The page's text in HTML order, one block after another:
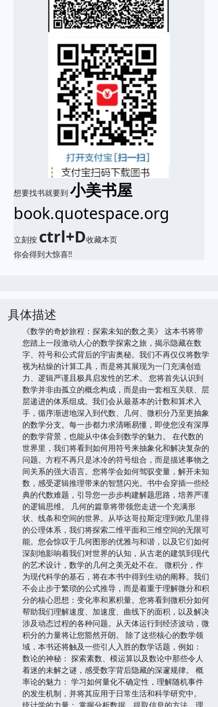
想要找书就要到 小美书屋
book.quotespace.org
立刻按 ctrl+D收藏本页
你会得到大惊喜!!
具体描述
《数学的奇妙旅程：探索未知的数之美》 这本书将带
您踏上一段激动人心的数学探索之旅，揭示隐藏在数
字、符号和公式背后的宇宙奥秘。我们不再仅仅将数学
视为枯燥的计算工具，而是将其展现为一门充满创造
力、逻辑严谨且极具启发性的艺术。 您将首先认识到
数学并非由孤立的概念构成，而是由一套相互关联、层
层递进的体系组成。我们会从最基本的计数和算术入
手，循序渐进地深入到代数、几何、微积分乃至更抽象
的数学分支。每一步都力求清晰易懂，即使您没有深厚
的数学背景，也能从中体会到数学的魅力。 在代数的
世界里，我们将看到如何用符号来抽象化和解决复杂的
问题。方程不再只是冰冷的符号组合，而是描述事物之
间关系的强大语言。您将学会如何驾驭变量，解开未知
数，感受逻辑推理带来的智慧闪光。书中会穿插一些经
典的代数难题，引导您一步步构建解题思路，培养严谨
的逻辑思维。 几何的篇章将带领您走进一个充满形
状、线条和空间的世界。从毕达哥拉斯定理到欧几里得
的公理体系，我们将探索二维平面和三维空间的无限可
能。您会惊叹于几何图形的优雅与和谐，以及它们如何
深刻地影响着我们对世界的认知，从古老的建筑到现代
的艺术设计，数学的几何之美无处不在。 微积分，作
为现代科学的基石，将在本书中得到生动的阐释。我们
不会止步于繁琐的公式推导，而是着重于理解微分和积
分的核心思想：变化率和累积量。您将看到微积分如何
帮助我们理解速度、加速度、曲线下的面积，以及解决
涉及动态过程的各种问题。从天体运行到经济波动，微
积分的力量将让您豁然开朗。 除了这些核心的数学领
域，本书还将触及一些引人入胜的数学话题，例如：
数论的神秘： 探索素数、模运算以及数论中那些令人
着迷的未解之谜，感受数字背后隐藏的深邃规律。 概
率论的魅力： 学习如何量化不确定性，理解随机事件
的发生机制，并将其应用于日常生活和科学研究中。